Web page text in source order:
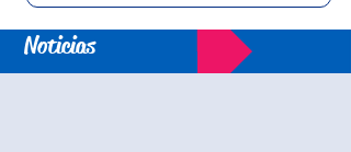
Noticias